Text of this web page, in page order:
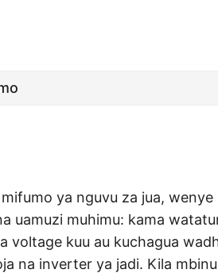
ya nguvu za jua,
uamuzi muhimu: kama
voltage kuu au kuchagua
na inverter ya jadi. Kila